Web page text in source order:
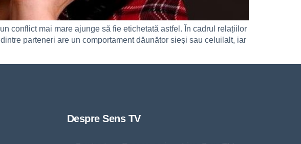
conflict mai mare ajunge să fie etichetată astfel. În cadrul relațiilor
parteneri are un comportament dăunător sieși sau celuilalt, iar
Despre Sens TV